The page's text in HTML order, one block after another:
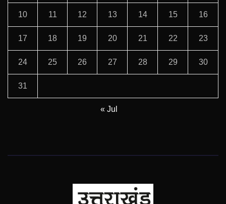
10 11 12 13 14 15 16
17 18 19 20 21 22 23
24 25 26 27 28 29 30
31
« Jul